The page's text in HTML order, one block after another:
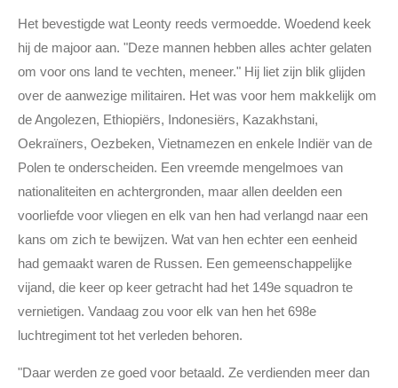
Het bevestigde wat Leonty reeds vermoedde. Woedend keek
hij de majoor aan. "Deze mannen hebben alles achter gelaten
om voor ons land te vechten, meneer." Hij liet zijn blik glijden
over de aanwezige militairen. Het was voor hem makkelijk om
de Angolezen, Ethiopiërs, Indonesiërs, Kazakhstani,
Oekraïners, Oezbeken, Vietnamezen en enkele Indiër van de
Polen te onderscheiden. Een vreemde mengelmoes van
nationaliteiten en achtergronden, maar allen deelden een
voorliefde voor vliegen en elk van hen had verlangd naar een
kans om zich te bewijzen. Wat van hen echter een eenheid
had gemaakt waren de Russen. Een gemeenschappelijke
vijand, die keer op keer getracht had het 149e squadron te
vernietigen. Vandaag zou voor elk van hen het 698e
luchtregiment tot het verleden behoren.
"Daar werden ze goed voor betaald. Ze verdienden meer dan